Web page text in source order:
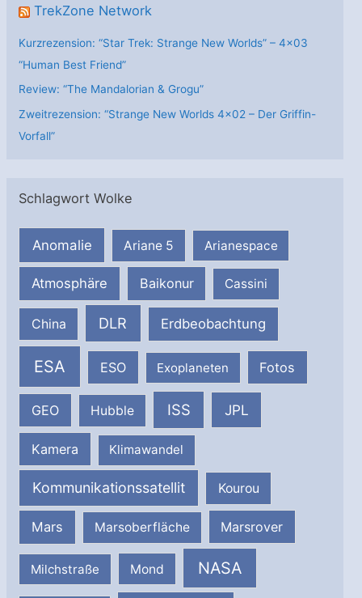
TrekZone Network
Kurzrezension: “Star Trek: Strange New Worlds” – 4×03
“Human Best Friend”
Review: “The Mandalorian & Grogu”
Zweitrezension: “Strange New Worlds 4×02 – Der Griffin-
Vorfall”
Schlagwort Wolke
Anomalie Ariane 5 Arianespace
Atmosphäre Baikonur Cassini
China DLR Erdbeobachtung
ESA ESO Exoplaneten Fotos
GEO Hubble ISS JPL
Kamera Klimawandel
Kommunikationssatellit Kourou
Mars Marsoberfläche Marsrover
Milchstraße Mond NASA